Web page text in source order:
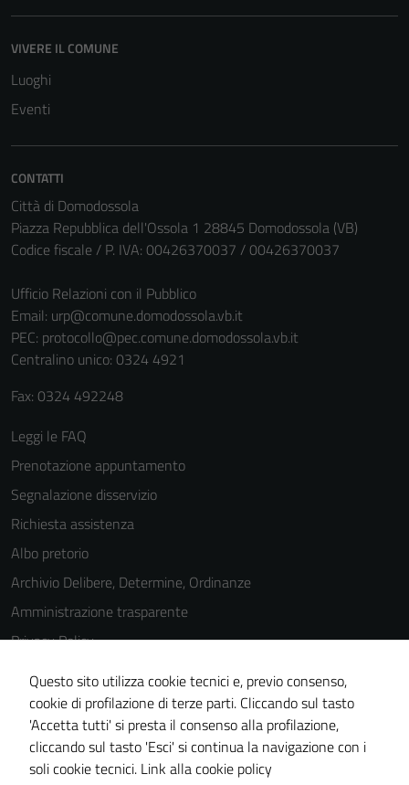
VIVERE IL COMUNE
Luoghi
Eventi
CONTATTI
Città di Domodossola
Piazza Repubblica dell'Ossola 1 28845 Domodossola (VB)
Codice fiscale / P. IVA: 00426370037 / 00426370037
Ufficio Relazioni con il Pubblico
Email: urp@comune.domodossola.vb.it
PEC: protocollo@pec.comune.domodossola.vb.it
Centralino unico: 0324 4921
Fax: 0324 492248
Leggi le FAQ
Prenotazione appuntamento
Segnalazione disservizio
Richiesta assistenza
Albo pretorio
Archivio Delibere, Determine, Ordinanze
Amministrazione trasparente
Privacy Policy
Cookie Policy
Note legali
Dichiarazione di accessibilità
Piano di miglioramento del sito
Questo sito utilizza cookie tecnici e, previo consenso,
cookie di profilazione di terze parti. Cliccando sul tasto
'Accetta tutti' si presta il consenso alla profilazione,
cliccando sul tasto 'Esci' si continua la navigazione con i
soli cookie tecnici. Link alla cookie policy
Tecnici
Questi cookie
sono necessari
per il